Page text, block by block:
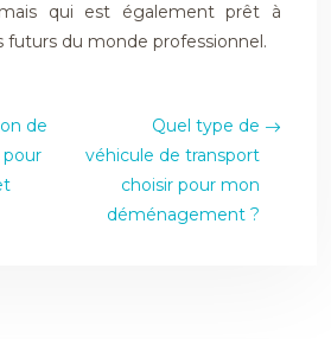
qui est également prêt à
futurs du monde professionnel.
de
pour
Quel type de
véhicule de transport
choisir pour mon
déménagement ?